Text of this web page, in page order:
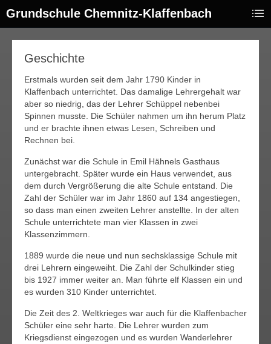
Grundschule Chemnitz-Klaffenbach
Geschichte
Erstmals wurden seit dem Jahr 1790 Kinder in
Klaffenbach unterrichtet. Das damalige Lehrergehalt war
aber so niedrig, das der Lehrer Schüppel nebenbei
Spinnen musste. Die Schüler nahmen um ihn herum Platz
und er brachte ihnen etwas Lesen, Schreiben und
Rechnen bei.
Zunächst war die Schule in Emil Hähnels Gasthaus
untergebracht. Später wurde ein Haus verwendet, aus
dem durch Vergrößerung die alte Schule entstand. Die
Zahl der Schüler war im Jahr 1860 auf 134 angestiegen,
so dass man einen zweiten Lehrer anstellte. In der alten
Schule unterrichtete man vier Klassen in zwei
Klassenzimmern.
1889 wurde die neue und nun sechsklassige Schule mit
drei Lehrern eingeweiht. Die Zahl der Schulkinder stieg
bis 1927 immer weiter an. Man führte elf Klassen ein und
es wurden 310 Kinder unterrichtet.
Die Zeit des 2. Weltkrieges war auch für die Klaffenbacher
Schüler eine sehr harte. Die Lehrer wurden zum
Kriegsdienst eingezogen und es wurden Wanderlehrer